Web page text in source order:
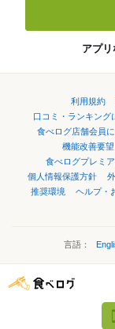
アプリ
利用規約
口コミ・ランキング
食べログ店舗会員
機能改善要望
食べログプレミ
個人情報保護方針
推奨環境
ヘルプ・
言語：